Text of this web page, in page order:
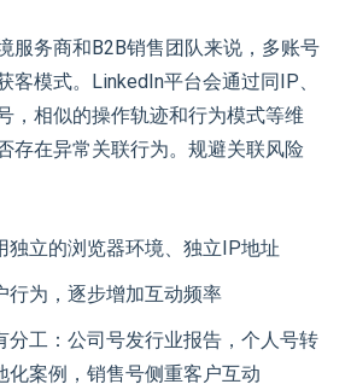
服务商和B2B销售团队来说，多账号
客模式。LinkedIn平台会通过同IP、
，相似的操作轨迹和行为模式等维
存在异常关联行为。规避关联风险
独立的浏览器环境、独立IP地址
行为，逐步增加互动频率
分工：公司号发行业报告，个人号转
化案例，销售号侧重客户互动